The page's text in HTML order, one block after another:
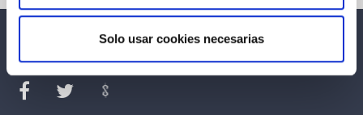
Solo usar cookies necesarias